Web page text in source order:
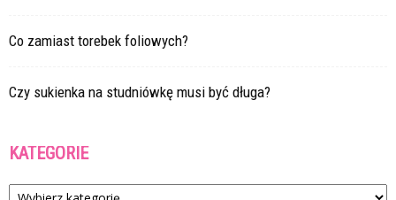
Co zamiast torebek foliowych?
Czy sukienka na studniówkę musi być długa?
KATEGORIE
Kategorie